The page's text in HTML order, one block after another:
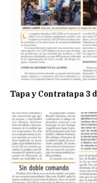
Tapa y Contratapa 3